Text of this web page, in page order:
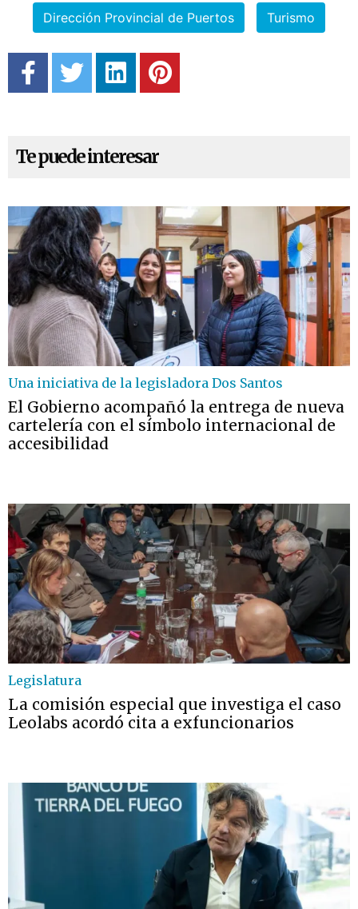
Dirección Provincial de Puertos Turismo
Te puede interesar
Una iniciativa de la legisladora Dos Santos
El Gobierno acompañó la entrega de nueva
cartelería con el símbolo internacional de
accesibilidad
Legislatura
La comisión especial que investiga el caso
Leolabs acordó cita a exfuncionarios